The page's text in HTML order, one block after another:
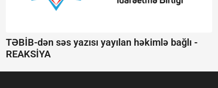
TƏBİB-dən səs yazısı yayılan həkimlə bağlı -
REAKSİYA